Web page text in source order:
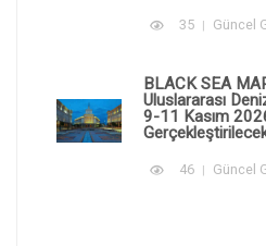
35 Güncel
BLACK SEA
Uluslararası
9-11 Kasım
46 Güncel